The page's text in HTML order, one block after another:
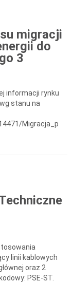
migracji
do
3
informacji rynku
stanu na
Migracja_p
linii kablowych
oraz 2
PSE-ST.